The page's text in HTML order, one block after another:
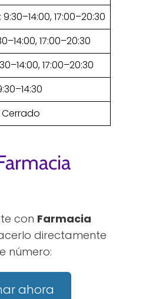
17:00–20:30
17:00–20:30
17:00–20:30
con Farmacia
directamente
número:
ahora